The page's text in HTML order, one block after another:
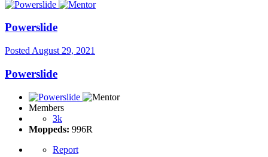
Powerslide
Posted August 29, 2021
Powerslide
Members
3k
Moppeds: 996R
Report